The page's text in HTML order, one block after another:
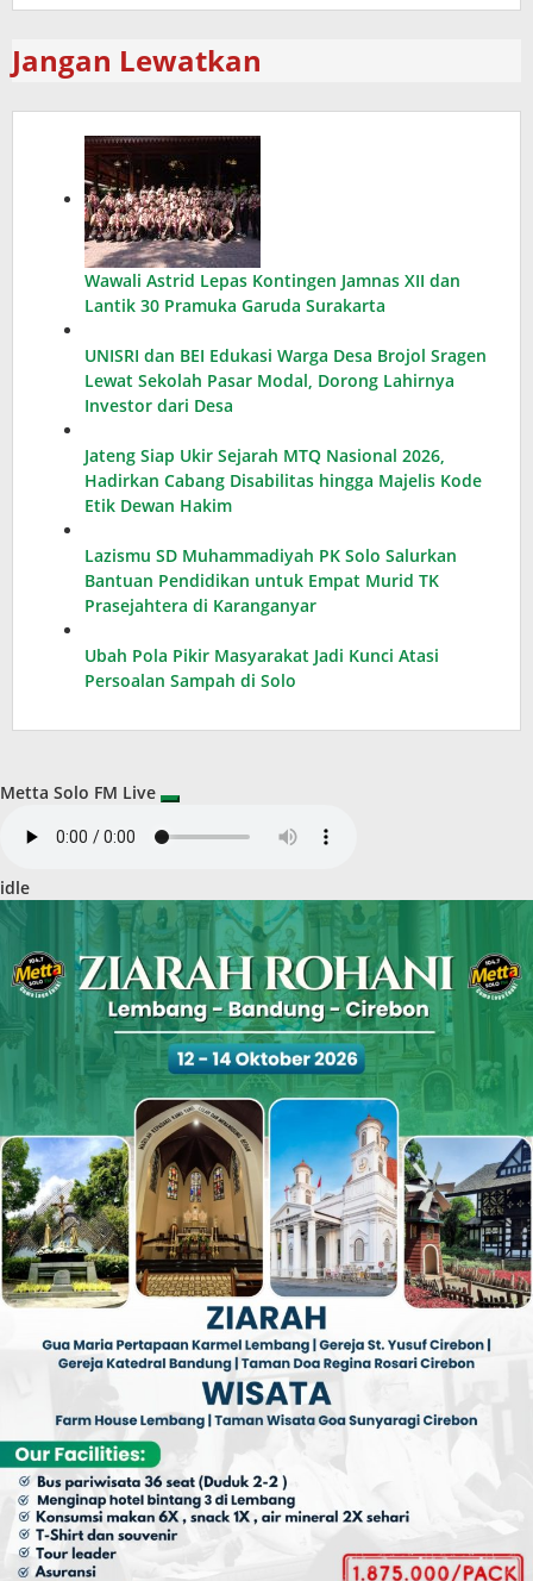
Jangan Lewatkan
Wawali Astrid Lepas Kontingen Jamnas XII dan
Lantik 30 Pramuka Garuda Surakarta
UNISRI dan BEI Edukasi Warga Desa Brojol Sragen
Lewat Sekolah Pasar Modal, Dorong Lahirnya
Investor dari Desa
Jateng Siap Ukir Sejarah MTQ Nasional 2026,
Hadirkan Cabang Disabilitas hingga Majelis Kode
Etik Dewan Hakim
Lazismu SD Muhammadiyah PK Solo Salurkan
Bantuan Pendidikan untuk Empat Murid TK
Prasejahtera di Karanganyar
Ubah Pola Pikir Masyarakat Jadi Kunci Atasi
Persoalan Sampah di Solo
Metta Solo FM Live
idle